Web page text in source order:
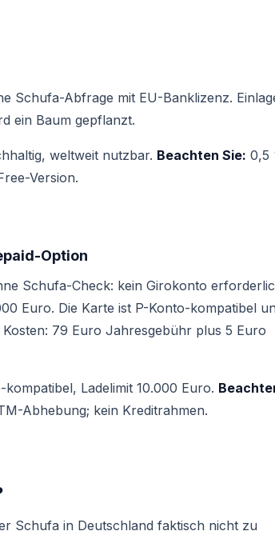
Schufa-Abfrage mit EU-Banklizenz.
ein Baum gepflanzt.
weltweit nutzbar. Beachten Sie: 0,5
Version.
Option
Schufa-Check: kein Girokonto
Euro. Die Karte ist P-Konto-kompatibel
79 Euro Jahresgebühr plus 5 Euro
Ladelimit 10.000 Euro.
Abhebung; kein Kreditrahmen.
Schufa in Deutschland faktisch nicht zu